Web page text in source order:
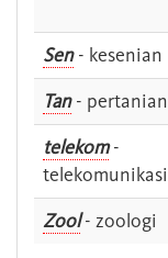
Sen- kesenian
Tan- pertanian
telekom-
telekomunikasi
Zool- zoologi